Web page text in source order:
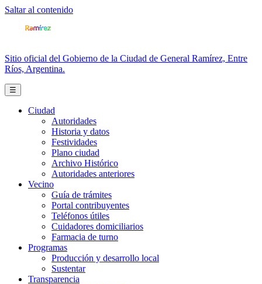
Saltar al contenido
Sitio oficial del Gobierno de la Ciudad de General Ramírez, Entre
Ríos, Argentina.
☰
Ciudad
Autoridades
Historia y datos
Festividades
Plano ciudad
Archivo Histórico
Autoridades anteriores
Vecino
Guía de trámites
Portal contribuyentes
Teléfonos útiles
Cuidadores domiciliarios
Farmacia de turno
Programas
Producción y desarrollo local
Sustentar
Transparencia